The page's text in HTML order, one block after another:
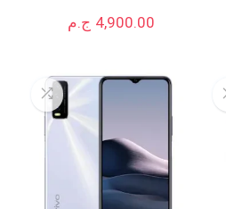
ج.م 4,900.00